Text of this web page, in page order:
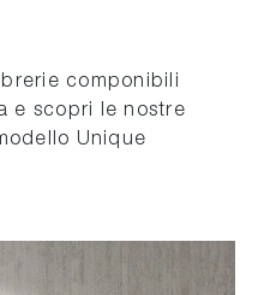
componibili
e scopri le nostre
Unique